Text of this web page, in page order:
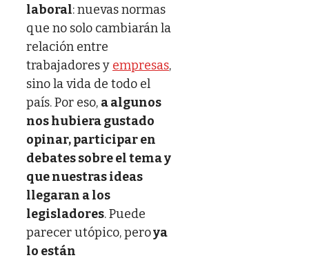
laboral: nuevas normas
que no solo cambiarán la
relación entre
trabajadores y empresas,
sino la vida de todo el
país. Por eso, a algunos
nos hubiera gustado
opinar, participar en
debates sobre el tema y
que nuestras ideas
llegaran a los
legisladores. Puede
parecer utópico, peroya
lo están